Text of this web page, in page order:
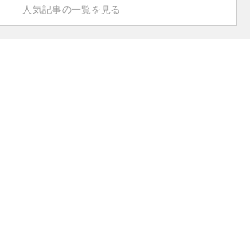
人気記事の一覧を見る